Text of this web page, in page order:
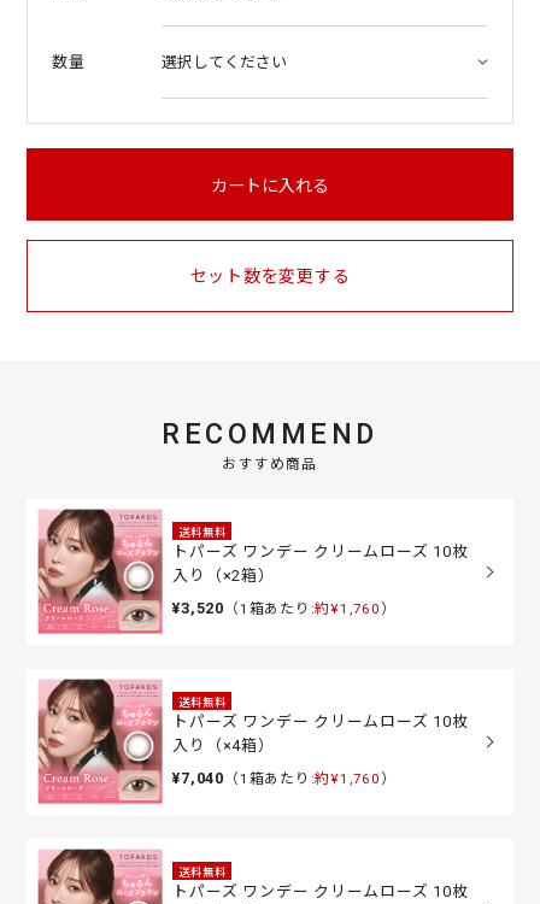
数量
カートに入れる
セット数を変更する
RECOMMEND
おすすめ商品
送料無料
トパーズ ワンデー クリームローズ 10枚
入り（×2箱）
¥3,520 （1箱あたり:約¥1,760 ）
送料無料
トパーズ ワンデー クリームローズ 10枚
入り（×4箱）
¥7,040 （1箱あたり:約¥1,760 ）
送料無料
トパーズ ワンデー クリームローズ 10枚